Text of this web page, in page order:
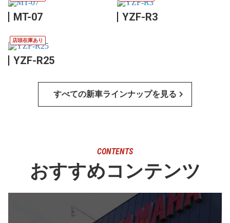
MT-07 YZF-R3
店頭在庫あり
YZF-R25
すべての新車ラインナップを見る
CONTENTS
おすすめコンテンツ